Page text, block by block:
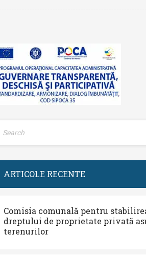
ARTICOLE RECENTE
Comisia comunală pentru
dreptului de proprietate privată
terenurilor